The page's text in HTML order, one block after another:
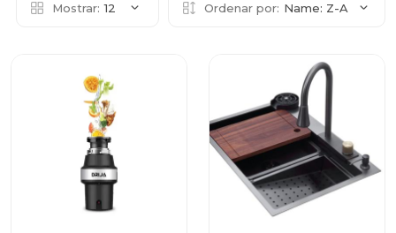
Mostrar: 12 Ordenar por: Name: Z-A